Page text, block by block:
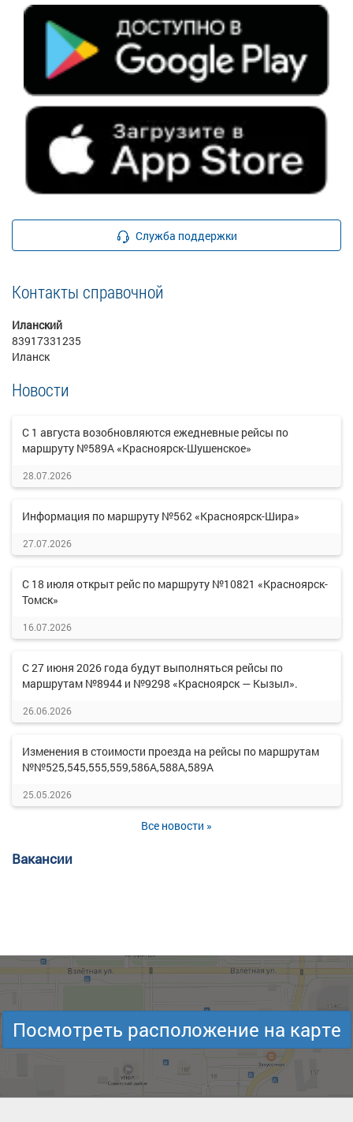
Служба поддержки
Контакты справочной
Иланский
83917331235
Иланск
Новости
С 1 августа возобновляются ежедневные рейсы по
маршруту №589А «Красноярск-Шушенское»
28.07.2026
Информация по маршруту №562 «Красноярск-Шира»
27.07.2026
С 18 июля открыт рейс по маршруту №10821 «Красноярск-
Томск»
16.07.2026
С 27 июня 2026 года будут выполняться рейсы по
маршрутам №8944 и №9298 «Красноярск — Кызыл».
26.06.2026
Изменения в стоимости проезда на рейсы по маршрутам
№№525,545,555,559,586А,588А,589А
25.05.2026
Все новости »
Вакансии
Посмотреть расположение на карте